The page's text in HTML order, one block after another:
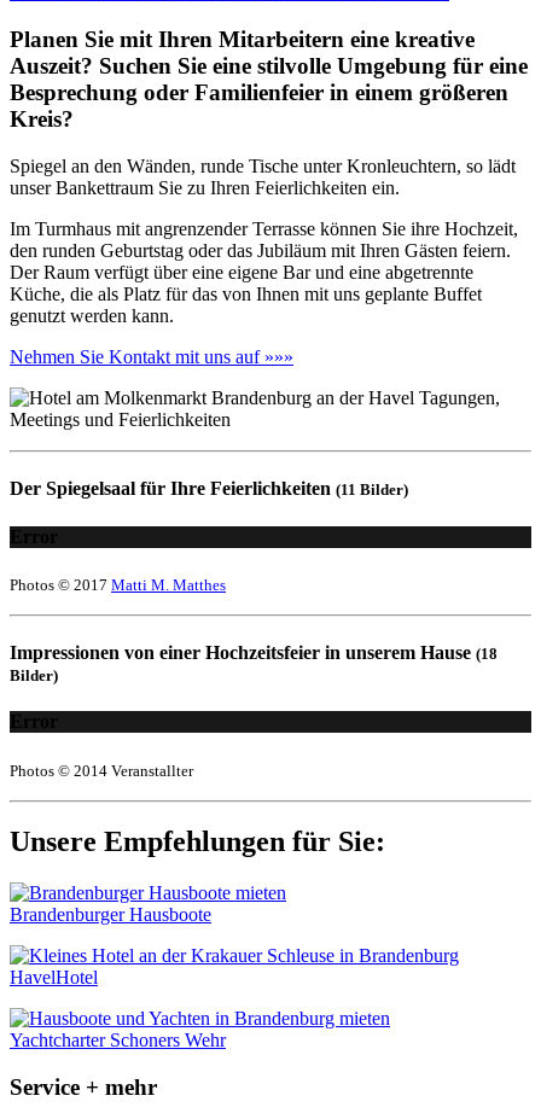
Planen Sie mit Ihren Mitarbeitern eine kreative
Auszeit? Suchen Sie eine stilvolle Umgebung für eine
Besprechung oder Familienfeier in einem größeren
Kreis?
Spiegel an den Wänden, runde Tische unter Kronleuchtern, so lädt
unser Bankettraum Sie zu Ihren Feierlichkeiten ein.
Im Turmhaus mit angrenzender Terrasse können Sie ihre Hochzeit,
den runden Geburtstag oder das Jubiläum mit Ihren Gästen feiern.
Der Raum verfügt über eine eigene Bar und eine abgetrennte
Küche, die als Platz für das von Ihnen mit uns geplante Buffet
genutzt werden kann.
Nehmen Sie Kontakt mit uns auf »»»
Der Spiegelsaal für Ihre Feierlichkeiten (11 Bilder)
Error
Photos © 2017 Matti M. Matthes
Impressionen von einer Hochzeitsfeier in unserem Hause (18
Bilder)
Error
Photos © 2014 Veranstallter
Unsere Empfehlungen für Sie:
Brandenburger Hausboote
HavelHotel
Yachtcharter Schoners Wehr
Service + mehr